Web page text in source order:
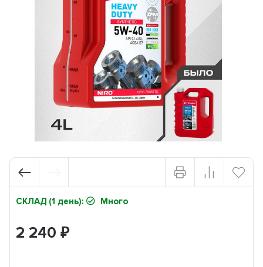
СКЛАД (1 день): Много
2 240₽